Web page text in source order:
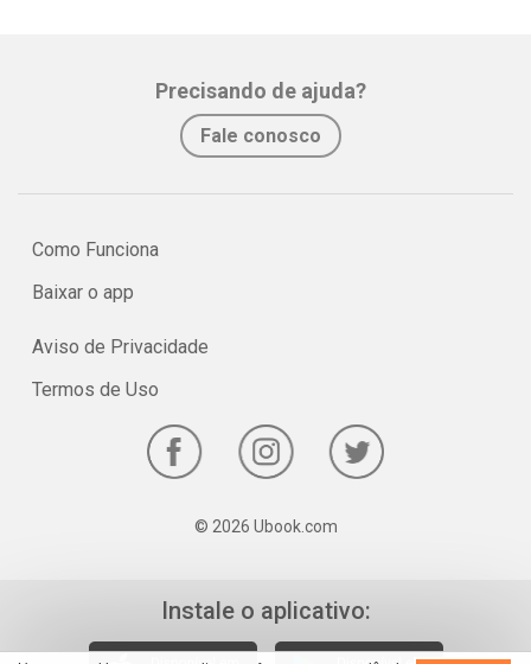
Precisando de ajuda?
Fale conosco
Como Funciona
Baixar o app
Aviso de Privacidade
Termos de Uso
© 2026 Ubook.com
Instale o aplicativo: